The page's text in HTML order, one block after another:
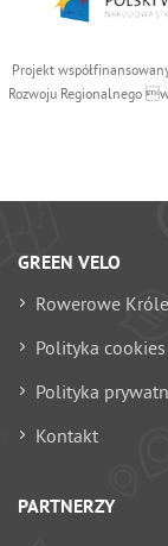
Projekt
Rozwoju Regionalnego
GREEN VELO
Rowerowe
Polityka cookies
Polityka
Kontakt
PARTNERZY